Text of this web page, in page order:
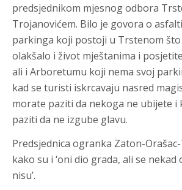
predsjednikom mjesnog odbora
Trojanovićem. Bilo je govora o
parkinga koji postoji u Trstenom
olakšalo i život mještanima i
ali i Arboretumu koji nema svoj
kad se turisti iskrcavaju nasred
morate paziti da nekoga ne ubijete
paziti da ne izgube glavu.
Predsjednica ogranka Zaton-
kako su i ‘oni dio grada, ali se nekad
nisu’.